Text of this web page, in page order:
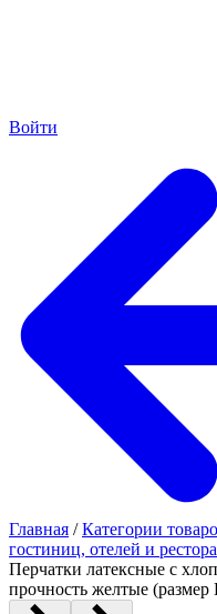
Войти
Главная / Категории
гостиниц, отелей и
Перчатки латексные с
прочность желтые (размер